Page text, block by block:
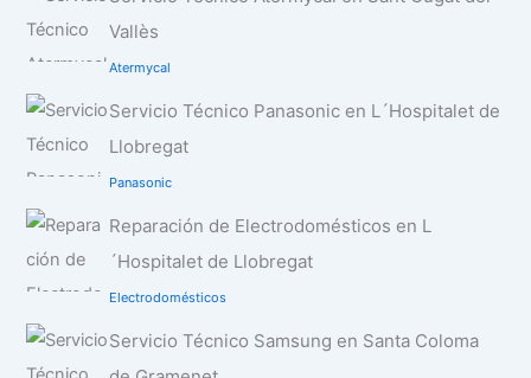
Vallès
Atermycal
Servicio Técnico Panasonic en L´Hospitalet de
Llobregat
Panasonic
Reparación de Electrodomésticos en L
´Hospitalet de Llobregat
Electrodomésticos
Servicio Técnico Samsung en Santa Coloma